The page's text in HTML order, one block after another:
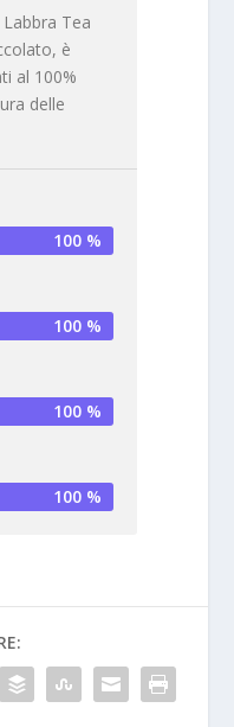
Tea
è
al 100%
delle
100 %
100 %
100 %
100 %